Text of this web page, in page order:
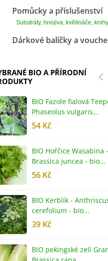
Pomůcky a příslušenství
Substráty, hnojiva, květináče,
Dárkové balíčky a
BIO A PŘÍRODNÍ
BIO Fazole fialová
Phaseolus vulgaris...
54 Kč
BIO Hořčice Wasabina -
Brassica juncea - bio...
56 Kč
BIO Kerblík -
cerefolium - bio...
39 Kč
BIO pekingské zelí